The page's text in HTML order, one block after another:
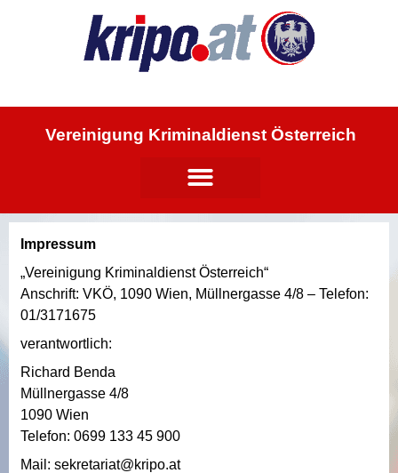
Vereinigung Kriminaldienst Österreich
Impressum
„Vereinigung Kriminaldienst Österreich“
Anschrift: VKÖ, 1090 Wien, Müllnergasse 4/8 – Telefon:
01/3171675
verantwortlich:
Richard Benda
Müllnergasse 4/8
1090 Wien
Telefon: 0699 133 45 900
Mail: sekretariat@kripo.at